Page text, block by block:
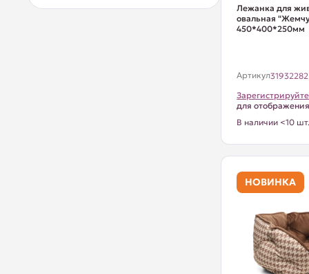
Лежанка для
овальная
450*400*250мм
Артикул31932282
для
В наличии <10
НОВИНКА